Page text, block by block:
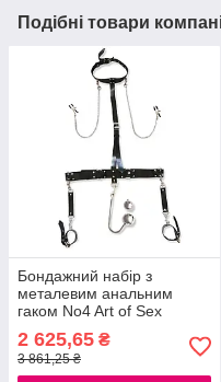
Подібні товари
Бондажний набір з
металевим анальним
гаком No4 Art of Sex
anal hook No4
777Store.com.ua
2 625,65 ₴
3 861,25 ₴